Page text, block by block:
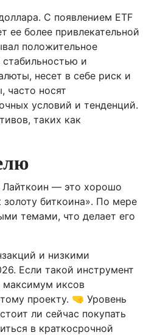
С появлением ETF
ее более привлекательной
положительное
и
несет в себе риск и
часто носят
условий и тенденций.
таких как
Лайткоин — это хорошо
биткоина». По мере
темами, что делает его
и низкими
Если такой инструмент
максимум иксов
проекту. 🤜 Уровень
ли сейчас покупать
в краткосрочной